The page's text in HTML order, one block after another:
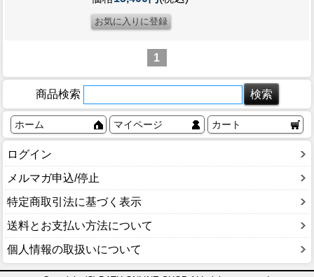
1
商品検索
ホーム マイページ カート
ログイン
メルマガ申込/停止
特定商取引法に基づく表示
送料とお支払い方法について
個人情報の取扱いについて